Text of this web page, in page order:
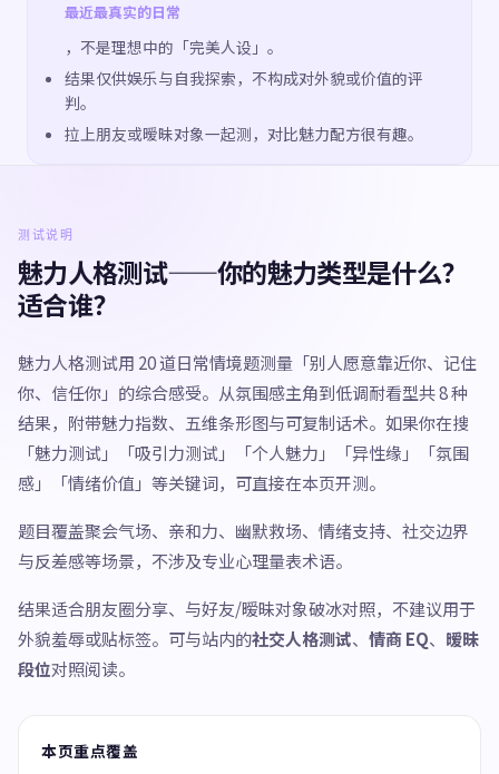
最近最真实的日常
，不是理想中的「完美人设」。
结果仅供娱乐与自我探索，不构成对外貌或价值的评
判。
拉上朋友或暧昧对象一起测，对比魅力配方很有趣。
测试说明
魅力人格测试——你的魅力类型是什么？
适合谁？
魅力人格测试用 20 道日常情境题测量「别人愿意靠近你、记住
你、信任你」的综合感受。从氛围感主角到低调耐看型共 8 种
结果，附带魅力指数、五维条形图与可复制话术。如果你在搜
「魅力测试」「吸引力测试」「个人魅力」「异性缘」「氛围
感」「情绪价值」等关键词，可直接在本页开测。
题目覆盖聚会气场、亲和力、幽默救场、情绪支持、社交边界
与反差感等场景，不涉及专业心理量表术语。
结果适合朋友圈分享、与好友/暧昧对象破冰对照，不建议用于
外貌羞辱或贴标签。可与站内的社交人格测试、 情商 EQ、 暧昧
段位对照阅读。
本页重点覆盖